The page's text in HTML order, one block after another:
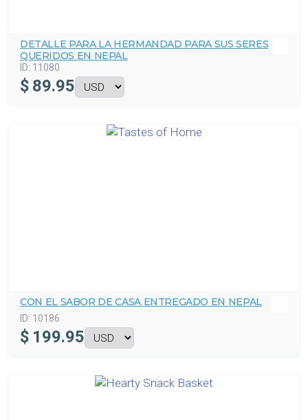
DETALLE PARA LA HERMANDAD PARA SUS SERES
QUERIDOS EN NEPAL
ID: 11080
$ 89.95
CON EL SABOR DE CASA ENTREGADO EN NEPAL
ID: 10186
$ 199.95